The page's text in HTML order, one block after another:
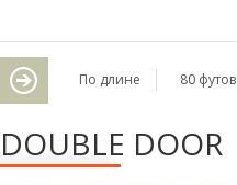
По длине 80 футов
DOUBLE DOOR